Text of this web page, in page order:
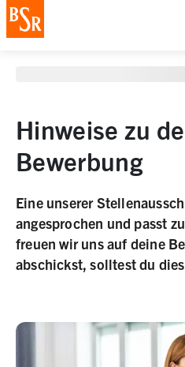
staging deployment test
Hinweise zu
Bewerbung
Eine unserer
angesprochen und passt
freuen wir uns auf deine
abschickst, solltest du